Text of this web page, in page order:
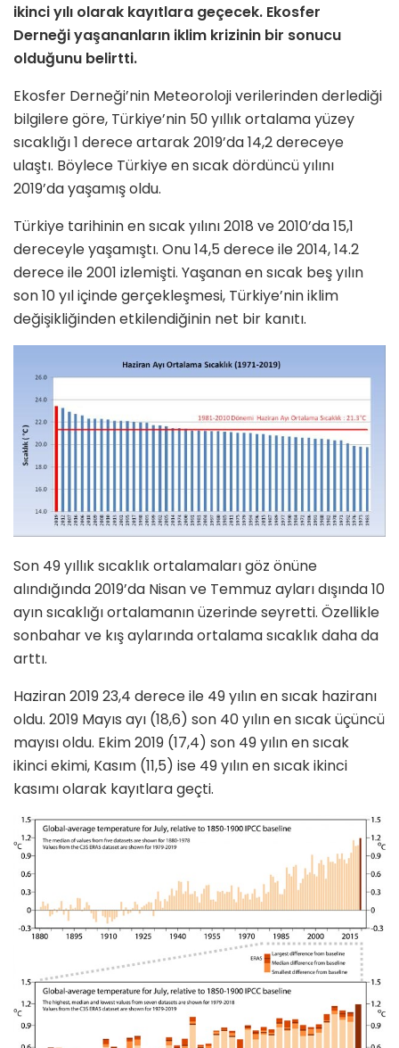
ikinci yılı olarak kayıtlara geçecek. Ekosfer
Derneği yaşananların iklim krizinin bir sonucu
olduğunu belirtti.
Ekosfer Derneği’nin Meteoroloji verilerinden derlediği
bilgilere göre, Türkiye’nin 50 yıllık ortalama yüzey
sıcaklığı 1 derece artarak 2019’da 14,2 dereceye
ulaştı. Böylece Türkiye en sıcak dördüncü yılını
2019’da yaşamış oldu.
Türkiye tarihinin en sıcak yılını 2018 ve 2010’da 15,1
dereceyle yaşamıştı. Onu 14,5 derece ile 2014, 14.2
derece ile 2001 izlemişti. Yaşanan en sıcak beş yılın
son 10 yıl içinde gerçekleşmesi, Türkiye’nin iklim
değişikliğinden etkilendiğinin net bir kanıtı.
Son 49 yıllık sıcaklık ortalamaları göz önüne
alındığında 2019’da Nisan ve Temmuz ayları dışında 10
ayın sıcaklığı ortalamanın üzerinde seyretti. Özellikle
sonbahar ve kış aylarında ortalama sıcaklık daha da
arttı.
Haziran 2019 23,4 derece ile 49 yılın en sıcak haziranı
oldu. 2019 Mayıs ayı (18,6) son 40 yılın en sıcak üçüncü
mayısı oldu. Ekim 2019 (17,4) son 49 yılın en sıcak
ikinci ekimi, Kasım (11,5) ise 49 yılın en sıcak ikinci
kasımı olarak kayıtlara geçti.